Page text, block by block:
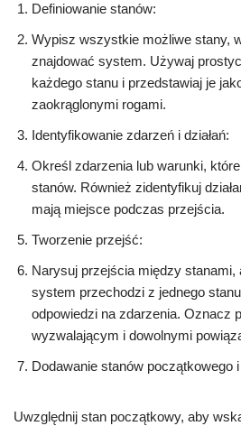
Definiowanie stanów:
Wypisz wszystkie możliwe stany,
znajdować system. Używaj
każdego stanu i przedstawiaj je
zaokrąglonymi rogami.
Identyfikowanie zdarzeń i działań:
Określ zdarzenia lub warunki,
stanów. Również zidentyfikuj
mają miejsce podczas przejścia.
Tworzenie przejść:
Narysuj przejścia między stanami,
system przechodzi z jednego
odpowiedzi na zdarzenia. Oznacz
wyzwalającym i dowolnymi
Dodawanie stanów początkowego
Uwzględnij stan początkowy, aby